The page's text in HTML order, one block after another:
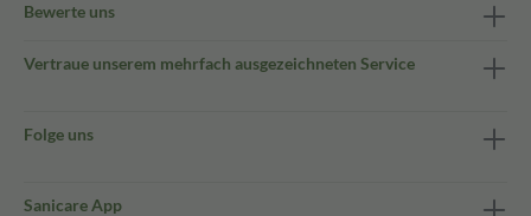
Bewerte uns
Vertraue unserem mehrfach ausgezeichneten Service
Folge uns
Sanicare App